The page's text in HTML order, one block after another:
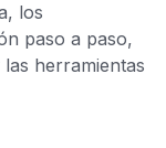
los
paso a paso,
herramientas